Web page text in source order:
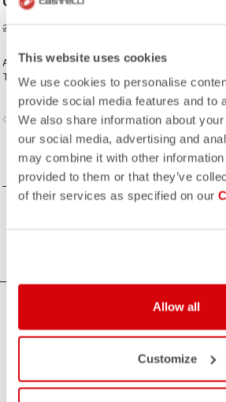
This website uses cookies
We use cookies to personalise
provide social media features and to
We also share information about
our social media, advertising and
may combine it with other information
provided to them or that they’ve
of their services as specified on our
Allow all
Customize
24,95 €
A classic cycling cap with classic
Team Italia design.
navigate_next
VERGLEICHEN
BRAUCHEN SIE HILFE?
Wenn Sie Zweifel haben oder
wir sind für Sie da!